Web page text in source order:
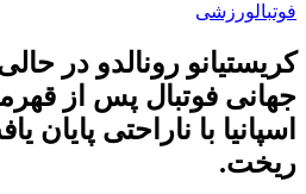
فوتبالورزشی
کریستیانو رونالدو در
جهانی فوتبال پس از
اسپانیا با ناراحتی
ریخت.